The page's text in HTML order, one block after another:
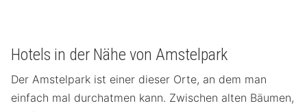
Hotels in der Nähe von Amstelpark
Der Amstelpark ist einer dieser Orte, an dem man
einfach mal durchatmen kann. Zwischen alten Bäumen,